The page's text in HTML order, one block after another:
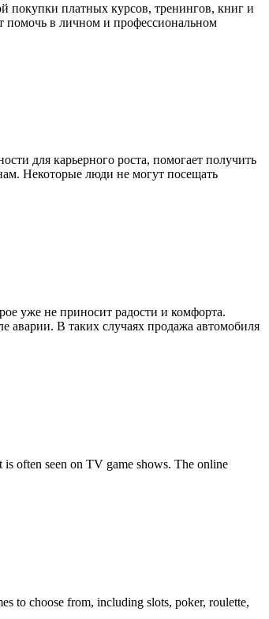
покупки платных курсов, тренингов, книг и
помочь в личном и профессиональном
для карьерного роста, помогает получить
Некоторые люди не могут посещать
уже не приносит радости и комфорта.
аварии. В таких случаях продажа автомобиля
often seen on TV game shows. The online
to choose from, including slots, poker, roulette,